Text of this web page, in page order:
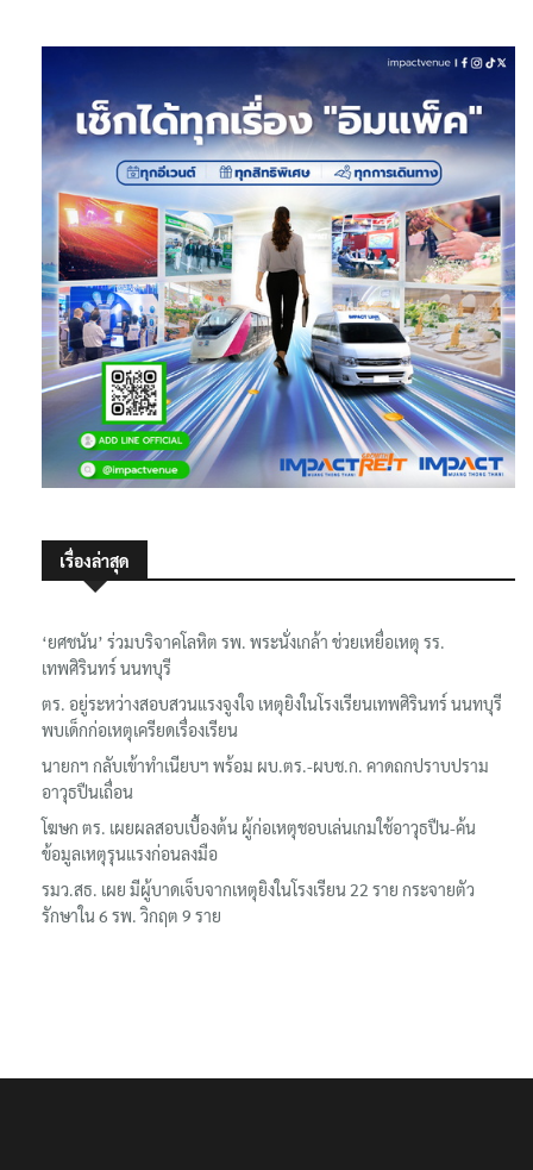
เรื่องล่าสุด
‘ยศชนัน’ ร่วมบริจาคโลหิต รพ. พระนั่งเกล้า ช่วยเหยื่อเหตุ รร.
เทพศิรินทร์ นนทบุรี
ตร. อยู่ระหว่างสอบสวนแรงจูงใจ เหตุยิงในโรงเรียนเทพศิรินทร์ นนทบุรี
พบเด็กก่อเหตุเครียดเรื่องเรียน
นายกฯ กลับเข้าทำเนียบฯ พร้อม ผบ.ตร.-ผบช.ก. คาดถกปราบปราม
อาวุธปืนเถื่อน
โฆษก ตร. เผยผลสอบเบื้องต้น ผู้ก่อเหตุชอบเล่นเกมใช้อาวุธปืน-ค้น
ข้อมูลเหตุรุนแรงก่อนลงมือ
รมว.สธ. เผย มีผู้บาดเจ็บจากเหตุยิงในโรงเรียน 22 ราย กระจายตัว
รักษาใน 6 รพ. วิกฤต 9 ราย